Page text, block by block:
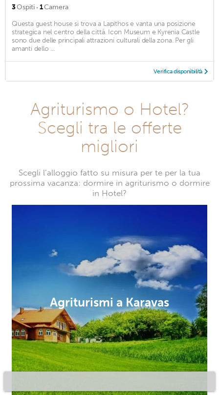
3Ospiti · 1Camera
Questa guest house si trova a Lapithos e vanta una posizione
strategica nel centro della città. Icon Museum e Kyrenia Castle
sono due delle principali attrazioni culturali della zona. Per gli
amanti dello ...
Verifica disponibilità
Agriturismo o Hotel?
Scegli tra le offerte
migliori
Scegli l’alloggio fatto su misura per te per la tua
prossima vacanza: dormire in agriturismo o dormire
in Hotel?
Agriturismi a Karavas